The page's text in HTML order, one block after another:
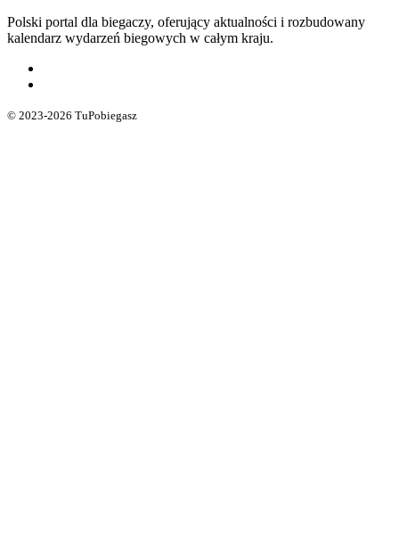
Polski portal dla biegaczy, oferujący aktualności i rozbudowany
kalendarz wydarzeń biegowych w całym kraju.
© 2023-2026 TuPobiegasz